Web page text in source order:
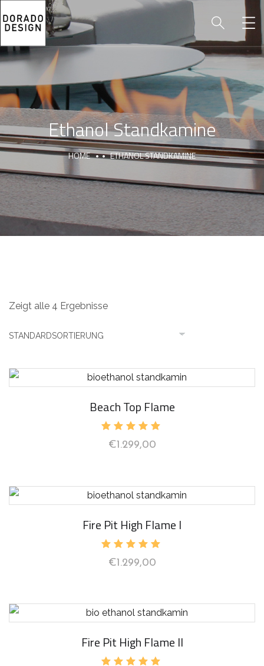
Ethanol Standkamine
HOME ETHANOL STANDKAMINE
Zeigt alle 4 Ergebnisse
Beach Top Flame
Bewertet
mit
€1.299,00
Fire Pit High Flame I
Bewertet
mit
€1.299,00
Fire Pit High Flame II